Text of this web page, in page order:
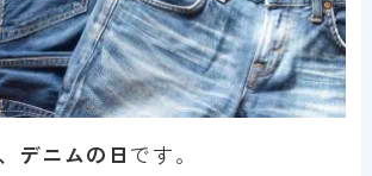
デニムの日 です。